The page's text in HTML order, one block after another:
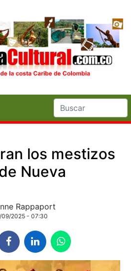
los mestizos
Nueva
Rappaport
09/2025 - 07:30